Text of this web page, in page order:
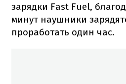
зарядки Fast Fuel,
минут наушники
проработать один час.